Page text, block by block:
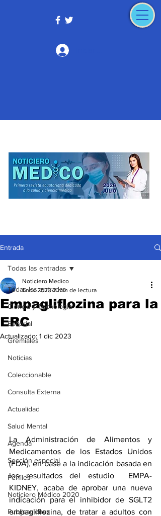
Entrada
Todas las entradas
Ciencia y Tecnología
Editorial
Gremiales
Noticias
Coleccionable
Consulta Externa
Actualidad
Salud Mental
Agenda
Sección especial
Perfiles
Noticiero Médico 2020
Publicaciones
Todas las entradas
Empagliflozina para la
ERC
Noticiero Medico
1 nov 2023 2 min de lectura
Actualizado: 1 dic 2023
La Administración de Alimentos y
Medicamentos de los Estados Unidos
(FDA), en base a la indicación basada en
los resultados del estudio  EMPA-
KIDNEY, acaba de aprobar una nueva
indicación para el inhibidor de SGLT2